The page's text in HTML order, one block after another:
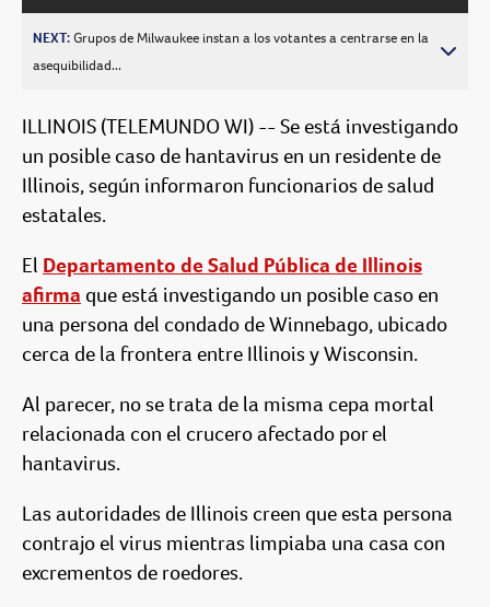
NEXT:Grupos de Milwaukee instan a los votantes a centrarse en la
asequibilidad...
ILLINOIS (TELEMUNDO WI) -- Se está investigando
un posible caso de hantavirus en un residente de
Illinois, según informaron funcionarios de salud
estatales.
El Departamento de Salud Pública de Illinois
afirma que está investigando un posible caso en
una persona del condado de Winnebago, ubicado
cerca de la frontera entre Illinois y Wisconsin.
Al parecer, no se trata de la misma cepa mortal
relacionada con el crucero afectado por el
hantavirus.
Las autoridades de Illinois creen que esta persona
contrajo el virus mientras limpiaba una casa con
excrementos de roedores.